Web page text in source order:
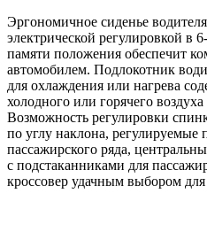
Эргономичное сиденье
электрической регулировкой в
памяти положения обеспечит
автомобилем. Подлокотник
для охлаждения или нагрева
холодного или горячего
Возможность регулировки
по углу наклона, регулируемые
пассажирского ряда,
с подстаканниками для
кроссовер удачным выбором